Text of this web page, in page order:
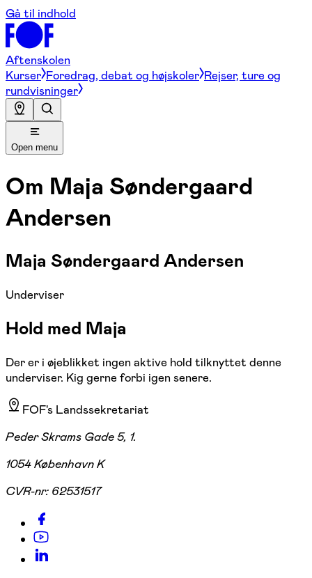
Gå til indhold
Aftenskolen
Kurser Foredrag, debat og højskoler Rejser, ture og
rundvisninger
Open menu
Om Maja Søndergaard
Andersen
Maja Søndergaard Andersen
Underviser
Hold med Maja
Der er i øjeblikket ingen aktive hold tilknyttet denne
underviser. Kig gerne forbi igen senere.
FOF's Landssekretariat
Peder Skrams Gade 5, 1.
1054 København K
CVR-nr: 62531517